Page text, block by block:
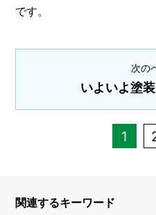
です。
次の
いよいよ塗
1
関連するキーワード